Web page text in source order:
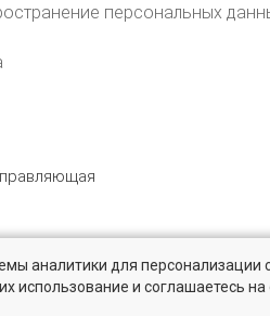
персональных
Петербург, пр. Юрия
аналитики для
использование и соглашаетесь